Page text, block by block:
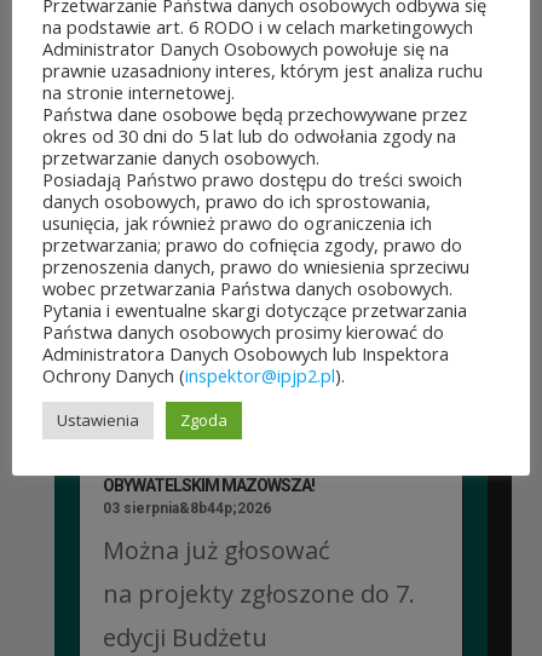
sierpnia&8b44p;2026 lipca&7b19p;2026
POZOSTAŁE AKTUALNOŚCI
OBYWATELSKIM MAZOWSZA!
03 sierpnia&8b44p;2026
Można już głosować
na projekty zgłoszone do 7.
edycji Budżetu
na podstawie art. 6 RODO i w celach marketingowych
Administrator Danych Osobowych powołuje się na
prawnie uzasadniony interes, którym jest analiza ruchu
na stronie internetowej.
Państwa dane osobowe będą przechowywane przez
okres od 30 dni do 5 lat lub do odwołania zgody na
przetwarzanie danych osobowych.
Posiadają Państwo prawo dostępu do treści swoich
danych osobowych, prawo do ich sprostowania,
usunięcia, jak również prawo do ograniczenia ich
przetwarzania; prawo do cofnięcia zgody, prawo do
przenoszenia danych, prawo do wniesienia sprzeciwu
wobec przetwarzania Państwa danych osobowych.
Pytania i ewentualne skargi dotyczące przetwarzania
Państwa danych osobowych prosimy kierować do
Administratora Danych Osobowych lub Inspektora
Ochrony Danych (inspektor@ipjp2.pl).
Ustawienia Zgoda